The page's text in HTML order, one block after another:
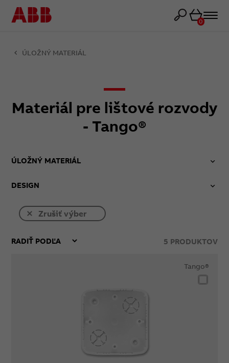
Košík
0
ÚLOŽNÝ MATERIÁL
Materiál pre lištové rozvody
- Tango®
ÚLOŽNÝ MATERIÁL
DESIGN
Zrušiť výber
5 PRODUKTOV
Tango®